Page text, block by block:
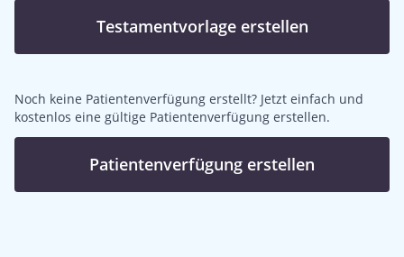
Testamentvorlage erstellen
Noch keine Patientenverfügung erstellt? Jetzt einfach und
kostenlos eine gültige Patientenverfügung erstellen.
Patientenverfügung erstellen